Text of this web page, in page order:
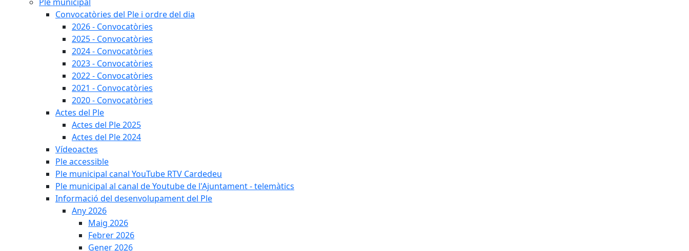
Convocatòries del Ple i ordre del dia
2026 - Convocatòries
2025 - Convocatòries
2024 - Convocatòries
2023 - Convocatòries
2022 - Convocatòries
2021 - Convocatòries
2020 - Convocatòries
Actes del Ple
Actes del Ple 2025
Actes del Ple 2024
Vídeoactes
Ple accessible
Ple municipal canal YouTube RTV Cardedeu
Ple municipal al canal de Youtube de l'Ajuntament - telemàtics
Informació del desenvolupament del Ple
Any 2026
Maig 2026
Febrer 2026
Gener 2026